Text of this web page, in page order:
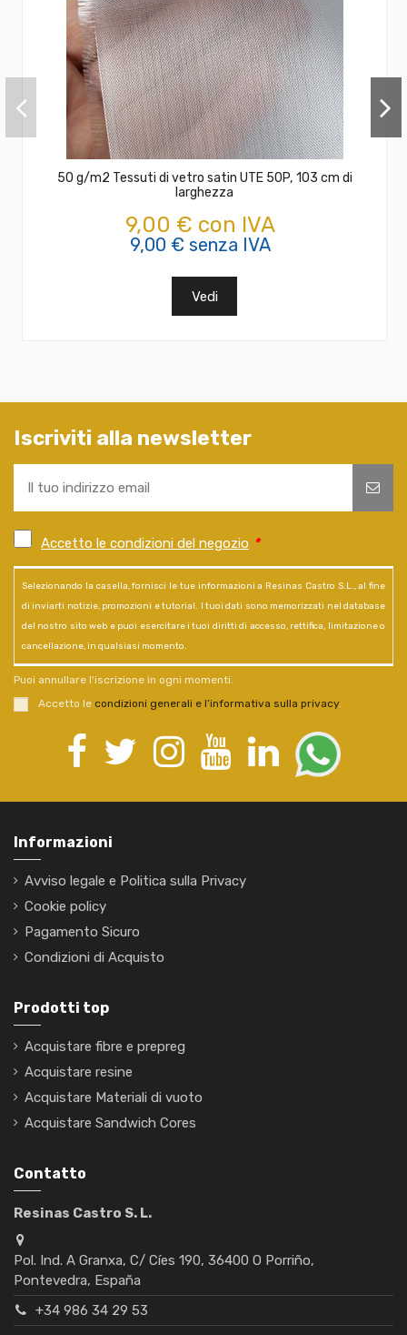
50 g/m2 Tessuti di vetro satin UTE 50P, 103 cm di
larghezza
9,00 € con IVA
9,00 € senza IVA
Vedi
Iscriviti alla newsletter
Accetto le condizioni del negozio *
Selezionando la casella, fornisci le tue informazioni a Resinas Castro S.L., al fine
di inviarti notizie, promozioni e tutorial. I tuoi dati sono memorizzati nel database
del nostro sito web e puoi esercitare i tuoi diritti di accesso, rettifica, limitazione o
cancellazione, in qualsiasi momento.
Puoi annullare l'iscrizione in ogni momenti.
Accetto le condizioni generali e l’informativa sulla privacy.
Informazioni
Avviso legale e Politica sulla Privacy
Cookie policy
Pagamento Sicuro
Condizioni di Acquisto
Prodotti top
Acquistare fibre e prepreg
Acquistare resine
Acquistare Materiali di vuoto
Acquistare Sandwich Cores
Contatto
Resinas Castro S. L.
Pol. Ind. A Granxa, C/ Cíes 190, 36400 O Porriño,
Pontevedra, España
+34 986 34 29 53